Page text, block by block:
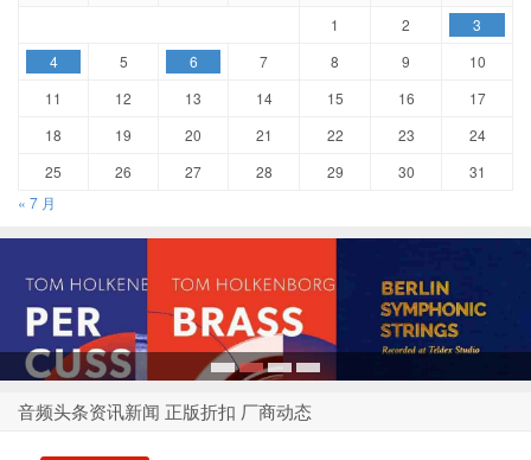
1 2
3
4
5 6 7 8 9
10
11
12 13 14 15 16
17
18
19 20 21 22 23
24
25
26 27 28 29 30
31
« 7 月
音频头条资讯新闻 正版折扣 厂商动态